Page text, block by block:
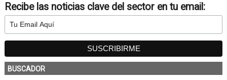
Recibe las noticias clave del sector en tu email:
BUSCADOR